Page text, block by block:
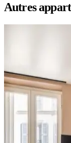
Autres